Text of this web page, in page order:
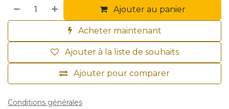
Ajouter au panier
Acheter maintenant
Ajouter pour comparer
Ajouter à la liste de souhaits
Conditions générales